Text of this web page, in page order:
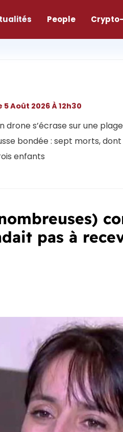
People
drone s’écrase sur une plage
bondée : sept morts, dont
enfants
5 Août 2026 À 12h30
pas à